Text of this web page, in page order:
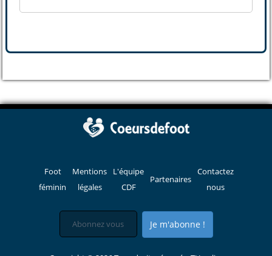
Foot
féminin
Mentions
légales
L'équipe
CDF
Partenaires
Contactez
nous
Je m'abonne !